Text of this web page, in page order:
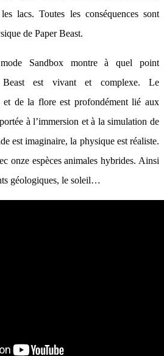
lacs. Toutes les conséquences sont
de Paper Beast.
Sandbox montre à quel point
Beast est vivant et complexe. Le
et de la flore est profondément lié aux
à l’immersion et à la simulation de
est imaginaire, la physique est réaliste.
onze espèces animales hybrides. Ainsi
géologiques, le soleil…